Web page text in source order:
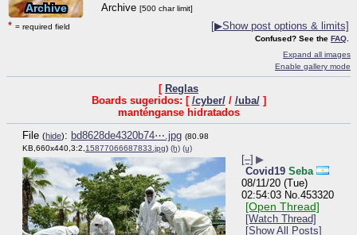
Archive Archive [500 char limit]
* = required field [▶Show post options & limits]
Confused? See the FAQ
Expand all images
Enable gallery mode
[ Reglas
Boards sugeridos: [ /cyber// /uba/]
manténganse hidratados
File (hide): bd8628de4320b74⋯.jpg (80.98
KB,660x440,3:2, 15877066687833.jpg) (h) (u)
[–] ▶
Covid19 Seba
08/11/20 (Tue)
02:54:03 No. 453320
[Open Thread]
[Watch Thread]
[Show All Posts]